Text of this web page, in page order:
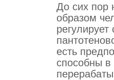
До сих пор
образом
есть
способны